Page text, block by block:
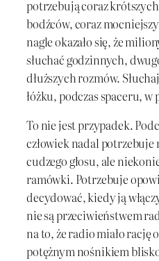
potrzebują coraz
bodźców, coraz
nagle okazało się, że
słuchać godzinnych,
dłuższych rozmów.
łóżku, podczas spaceru,
To nie jest przypadek.
człowiek nadal
cudzego głosu, ale
ramówki. Potrzebuje
decydować, kiedy ją
nie są przeciwieństwem
na to, że radio miało rację
potężnym nośnikiem